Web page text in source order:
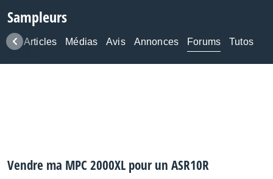
Sampleurs
Articles Médias Avis Annonces Forums Tutos
Vendre ma MPC 2000XL pour un ASR10R